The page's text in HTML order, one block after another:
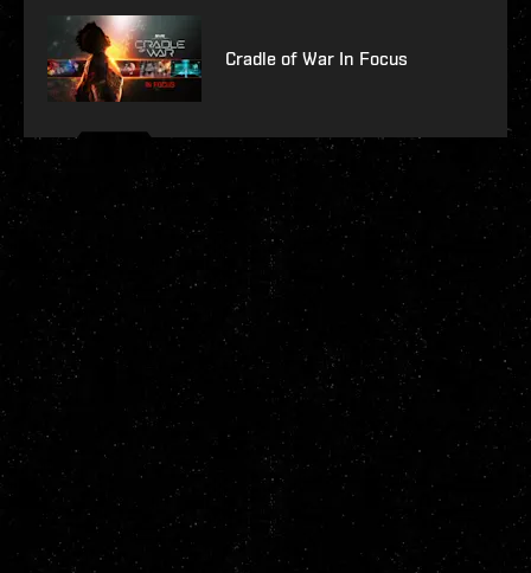
Cradle of War In Focus